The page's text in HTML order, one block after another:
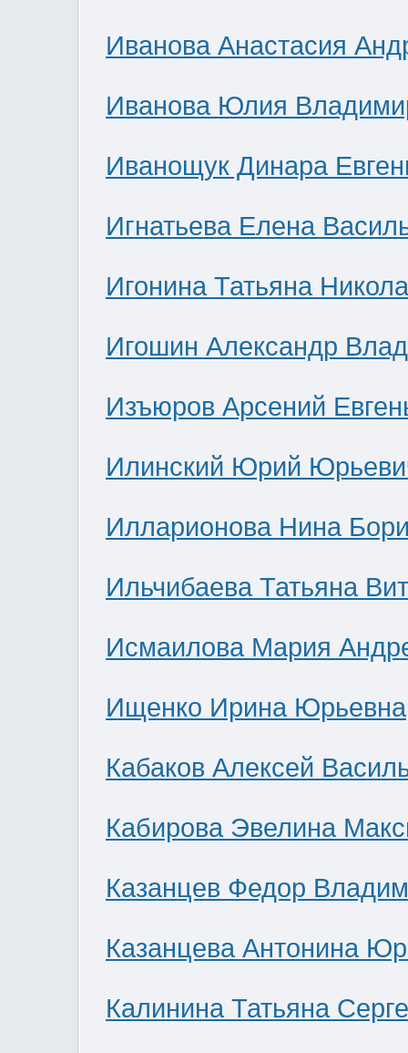
Иванова Анастасия
Иванова Юлия
Иванощук Динара
Игнатьева Елена
Игонина Татьяна
Игошин Александр
Изъюров Арсений
Илинский Юрий
Илларионова Нина
Ильчибаева Татьяна
Исмаилова Мария
Ищенко Ирина Юрьевна
Кабаков Алексей
Кабирова Эвелина
Казанцев Федор
Казанцева Антонина
Калинина Татьяна